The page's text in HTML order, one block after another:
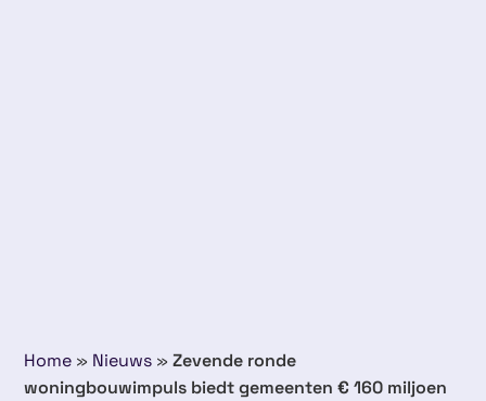
Home » Nieuws »Zevende ronde
woningbouwimpuls biedt gemeenten € 160 miljoen